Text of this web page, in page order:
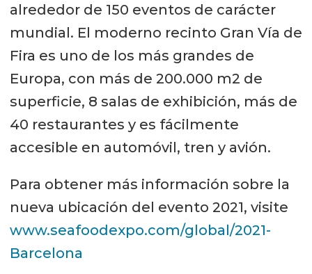
alrededor de 150 eventos de carácter
mundial. El moderno recinto Gran Vía de
Fira es uno de los más grandes de
Europa, con más de 200.000 m2 de
superficie, 8 salas de exhibición, más de
40 restaurantes y es fácilmente
accesible en automóvil, tren y avión.
Para obtener más información sobre la
nueva ubicación del evento 2021, visite
www.seafoodexpo.com/global/2021-
Barcelona